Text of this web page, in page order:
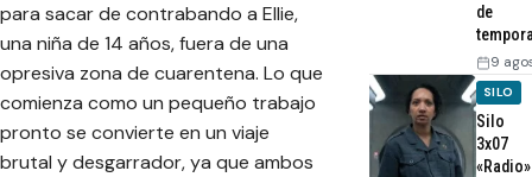
para sacar de contrabando a Ellie,
una niña de 14 años, fuera de una
opresiva zona de cuarentena. Lo que
comienza como un pequeño trabajo
pronto se convierte en un viaje
brutal y desgarrador, ya que ambos
de
9
SILO
Silo
3x07